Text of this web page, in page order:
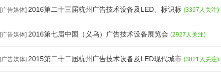
[广告媒体] 2016第二十三届杭州广告技术设备及LED、标识标 (3397人关注)
[广告媒体] 2016第七届中国（义乌）广告技术设备展览会 (2927人关注)
[广告媒体] 2015第二十二届杭州广告技术设备及LED现代城市 (3021人关注)